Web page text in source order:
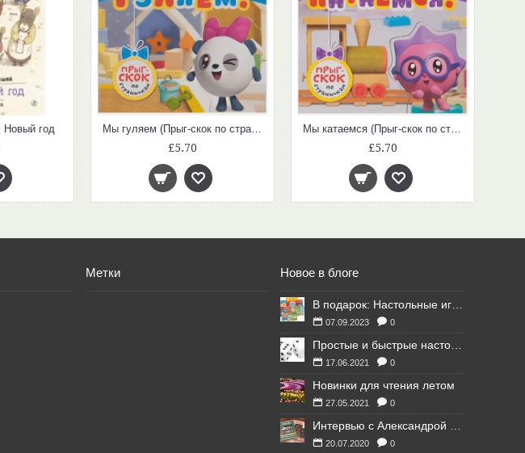
год Мы гуляем (Прыг-скок по страничкам, Малышарики)
£5.70
Мы катаемся (Прыг-скок по страничкам, Малышарики)
£5.70
Метки Новое в блоге
07.09.2023 0
17.06.2021 0
Новинки для чтения летом
27.05.2021 0
20.07.2020 0